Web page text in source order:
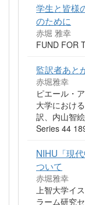
学生と皆様
のために
赤堀 雅幸
FUND FOR
監訳者あと
赤堀雅幸
ピエール・
大学におけ
訳、内山智
Series 44
NIHU「現
ついて
赤堀雅幸
上智大学イ
ラーム研究